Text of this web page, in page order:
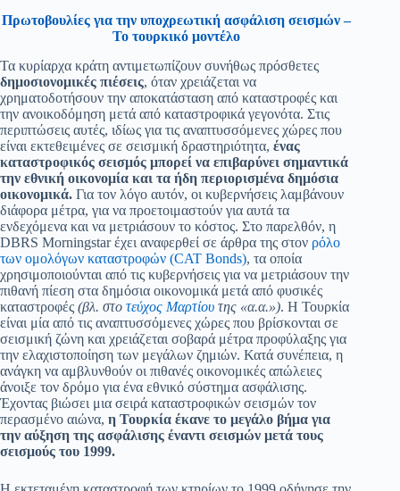
Πρωτοβουλίες για την υποχρεωτική ασφάλιση σεισμών –
Το τουρκικό μοντέλο
Τα κυρίαρχα κράτη αντιμετωπίζουν συνήθως πρόσθετες
δημοσιονομικές πιέσεις, όταν χρειάζεται να
χρηματοδοτήσουν την αποκατάσταση από καταστροφές και
την ανοικοδόμηση μετά από καταστροφικά γεγονότα. Στις
περιπτώσεις αυτές, ιδίως για τις αναπτυσσόμενες χώρες που
είναι εκτεθειμένες σε σεισμική δραστηριότητα, ένας
καταστροφικός σεισμός μπορεί να επιβαρύνει σημαντικά
την εθνική οικονομία και τα ήδη περιορισμένα δημόσια
οικονομικά. Για τον λόγο αυτόν, οι κυβερνήσεις λαμβάνουν
διάφορα μέτρα, για να προετοιμαστούν για αυτά τα
ενδεχόμενα και να μετριάσουν το κόστος. Στο παρελθόν, η
DBRS Morningstar έχει αναφερθεί σε άρθρα της στον ρόλο
των ομολόγων καταστροφών (CAT Bonds), τα οποία
χρησιμοποιούνται από τις κυβερνήσεις για να μετριάσουν την
πιθανή πίεση στα δημόσια οικονομικά μετά από φυσικές
καταστροφές (βλ. στο τεύχος Μαρτίου της «α.α.»). Η Τουρκία
είναι μία από τις αναπτυσσόμενες χώρες που βρίσκονται σε
σεισμική ζώνη και χρειάζεται σοβαρά μέτρα προφύλαξης για
την ελαχιστοποίηση των μεγάλων ζημιών. Κατά συνέπεια, η
ανάγκη να αμβλυνθούν οι πιθανές οικονομικές απώλειες
άνοιξε τον δρόμο για ένα εθνικό σύστημα ασφάλισης.
Έχοντας βιώσει μια σειρά καταστροφικών σεισμών τον
περασμένο αιώνα, η Τουρκία έκανε το μεγάλο βήμα για
την αύξηση της ασφάλισης έναντι σεισμών μετά τους
σεισμούς του 1999.